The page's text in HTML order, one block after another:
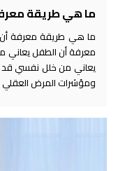
ما هي طريقة
ما هي طريقة معرفة
معرفة أن الطفل
يعاني من خلل نفسي قد
ومؤشرات المرض العقلي